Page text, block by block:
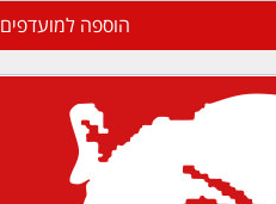
הוספה למועדפים